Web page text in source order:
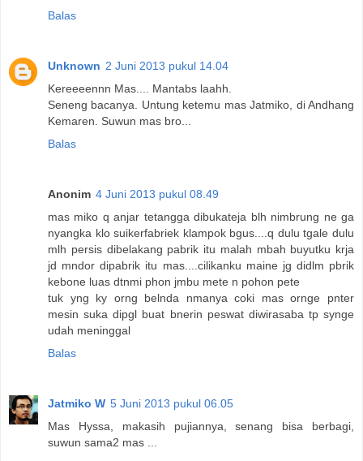
Balas
Unknown 2 Juni 2013 pukul 14.04
Kereeeennn Mas.... Mantabs laahh.
Seneng bacanya. Untung ketemu mas Jatmiko, di Andhang
Kemaren. Suwun mas bro...
Balas
Anonim 4 Juni 2013 pukul 08.49
mas miko q anjar tetangga dibukateja blh nimbrung ne ga
nyangka klo suikerfabriek klampok bgus....q dulu tgale dulu
mlh persis dibelakang pabrik itu malah mbah buyutku krja
jd mndor dipabrik itu mas....cilikanku maine jg didlm pbrik
kebone luas dtnmi phon jmbu mete n pohon pete
tuk yng ky orng belnda nmanya coki mas ornge pnter
mesin suka dipgl buat bnerin peswat diwirasaba tp synge
udah meninggal
Balas
Jatmiko W 5 Juni 2013 pukul 06.05
Mas Hyssa, makasih pujiannya, senang bisa berbagi,
suwun sama2 mas ...